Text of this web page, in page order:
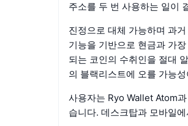
주소를 두 번 사용하는 일이
진정으로 대체 가능하며 과
기능을 기반으로 현금과 가
되는 코인의 수취인을 절대
의 블랙리스트에 오를 가능
사용자는 Ryo Wallet Atom
습니다. 데스크탑과 모바일